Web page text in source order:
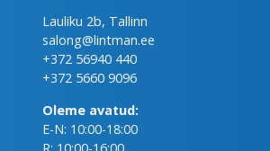
Lauliku 2b, Tallinn
salong@lintman.ee
+372 56940 440
+372 5660 9096
Oleme avatud:
E-N: 10:00-18:00
R: 10:00-16:00